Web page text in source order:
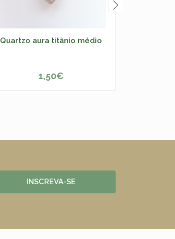
Quartzo aura titânio médio
ESGOTADO
1,50€
INSCREVA-SE